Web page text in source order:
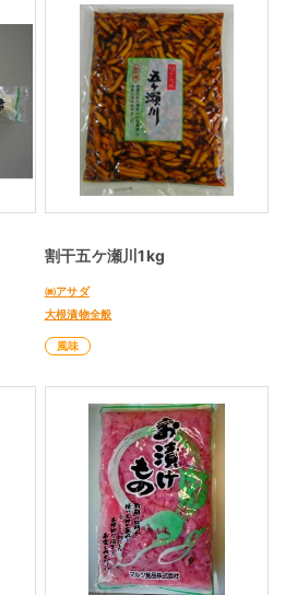
割干五ケ瀬川1kg
㈱アサダ
大根漬物全般
風味